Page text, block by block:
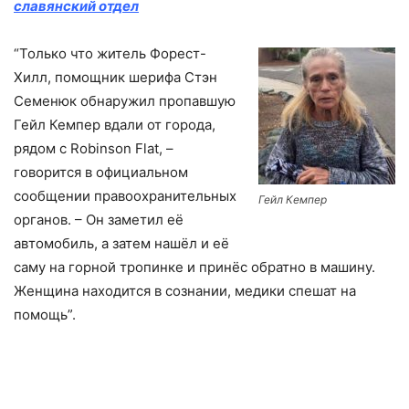
славянский отдел
Гейл Кемпер
“Только что житель Форест-
Хилл, помощник шерифа Стэн
Семенюк обнаружил пропавшую
Гейл Кемпер вдали от города,
рядом с Robinson Flat, –
говорится в официальном
сообщении правоохранительных
органов. – Он заметил её
автомобиль, а затем нашёл и её
саму на горной тропинке и принёс обратно в машину.
Женщина находится в сознании, медики спешат на
помощь”.